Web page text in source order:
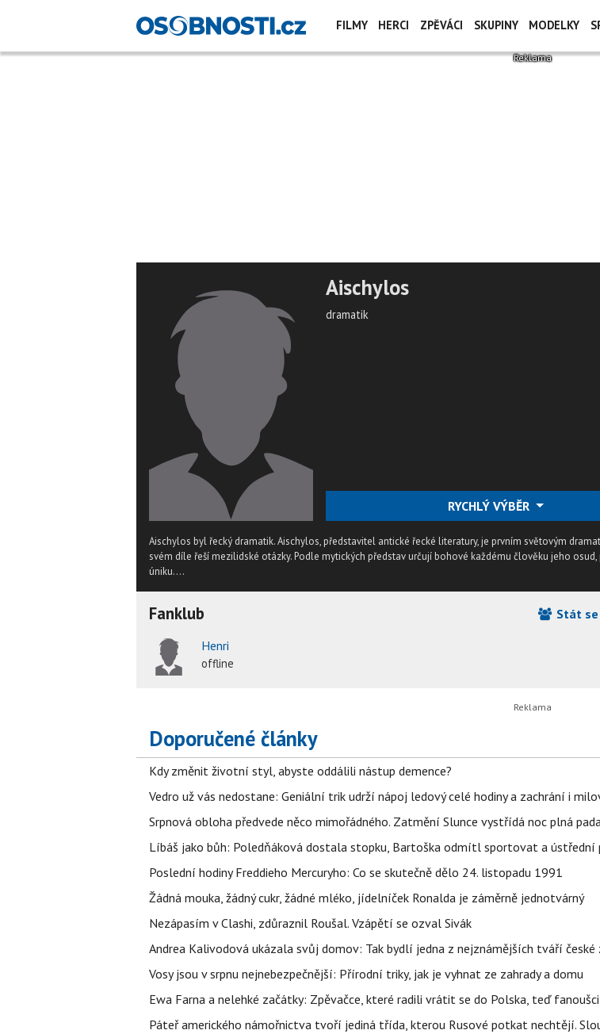
FILMY HERCI ZPĚVÁCI SKUPINY MODELKY
Aischylos
dramatik
RYCHLÝ VÝBĚR
Aischylos byl řecký dramatik. Aischylos, představitel antické řecké literatury, je prvním světovým
svém díle řeší mezilidské otázky. Podle mytických představ určují bohové každému člověku jeho
úniku....
Fanklub
Stát
Henri
offline
Doporučené články
Kdy změnit životní styl, abyste oddálili nástup demence?
Vedro už vás nedostane: Geniální trik udrží nápoj ledový celé hodiny a zachrání i
Srpnová obloha předvede něco mimořádného. Zatmění Slunce vystřídá noc plná
Líbáš jako bůh: Poledňáková dostala stopku, Bartoška odmítl sportovat a
Poslední hodiny Freddieho Mercuryho: Co se skutečně dělo 24. listopadu 1991
Žádná mouka, žádný cukr, žádné mléko, jídelníček Ronalda je záměrně jednotvárný
Nezápasím v Clashi, zdůraznil Roušal. Vzápětí se ozval Sivák
Andrea Kalivodová ukázala svůj domov: Tak bydlí jedna z nejznámějších tváří české
Vosy jsou v srpnu nejnebezpečnější: Přírodní triky, jak je vyhnat ze zahrady a domu
Ewa Farna a nelehké začátky: Zpěvačce, které radili vrátit se do Polska, teď
Páteř amerického námořnictva tvoří jediná třída, kterou Rusové potkat nechtějí.